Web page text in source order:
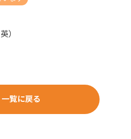
）
一覧に戻る